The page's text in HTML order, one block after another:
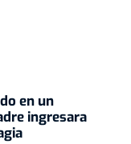
en un
ingresara